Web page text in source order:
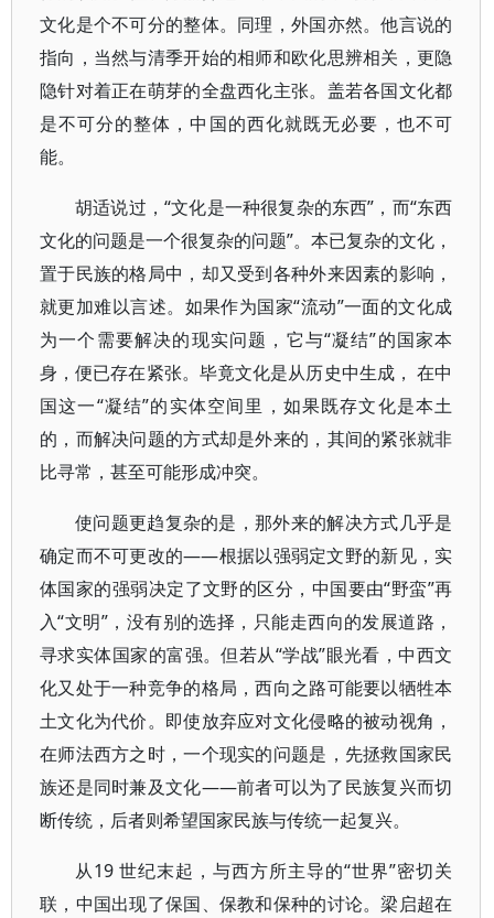
文化是个不可分的整体。同理，外国亦然。他言说的
指向，当然与清季开始的相师和欧化思辨相关，更隐
隐针对着正在萌芽的全盘西化主张。盖若各国文化都
是不可分的整体，中国的西化就既无必要，也不可
能。
胡适说过，“文化是一种很复杂的东西”，而“东西
文化的问题是一个很复杂的问题”。本已复杂的文化，
置于民族的格局中，却又受到各种外来因素的影响，
就更加难以言述。如果作为国家“流动”一面的文化成
为一个需要解决的现实问题，它与“凝结”的国家本
身，便已存在紧张。毕竟文化是从历史中生成， 在中
国这一“凝结”的实体空间里，如果既存文化是本土
的，而解决问题的方式却是外来的，其间的紧张就非
比寻常，甚至可能形成冲突。
使问题更趋复杂的是，那外来的解决方式几乎是
确定而不可更改的——根据以强弱定文野的新见，实
体国家的强弱决定了文野的区分，中国要由“野蛮”再
入“文明”，没有别的选择，只能走西向的发展道路，
寻求实体国家的富强。但若从“学战”眼光看，中西文
化又处于一种竞争的格局，西向之路可能要以牺牲本
土文化为代价。即使放弃应对文化侵略的被动视角，
在师法西方之时，一个现实的问题是，先拯救国家民
族还是同时兼及文化——前者可以为了民族复兴而切
断传统，后者则希望国家民族与传统一起复兴。
从19 世纪末起，与西方所主导的“世界”密切关
联，中国出现了保国、保教和保种的讨论。梁启超在